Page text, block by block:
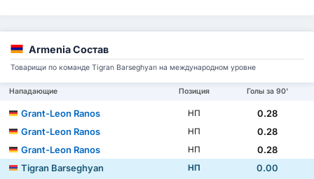
Armenia Состав
Товарищи по команде Tigran Barseghyan на международном уровне
Нападающие Позиция Голы за 90'
Grant-Leon Ranos НП
0.28
Grant-Leon Ranos
НП
0.28
Grant-Leon Ranos
НП
0.28
Tigran Barseghyan
НП
0.00